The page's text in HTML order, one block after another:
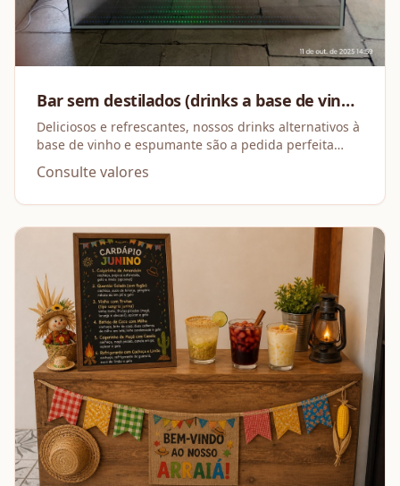
Bar sem destilados (drinks a base de vinho
e espumante)
Deliciosos e refrescantes, nossos drinks alternativos à
base de vinho e espumante são a pedida perfeita
para qualquer ocasião.
Consulte valores